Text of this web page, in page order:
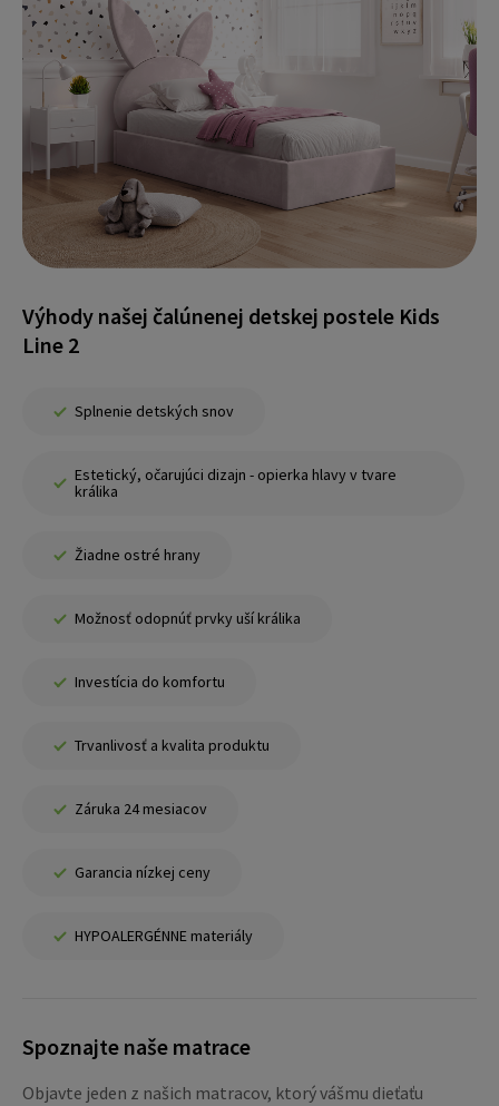
Výhody našej čalúnenej detskej postele Kids
Line 2
Splnenie detských snov
Estetický, očarujúci dizajn - opierka hlavy v tvare
králika
Žiadne ostré hrany
Možnosť odopnúť prvky uší králika
Investícia do komfortu
Trvanlivosť a kvalita produktu
Záruka 24 mesiacov
Garancia nízkej ceny
HYPOALERGÉNNE materiály
Spoznajte naše matrace
Objavte jeden z našich matracov, ktorý vášmu dieťaťu